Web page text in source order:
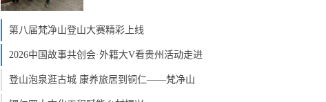
第八届梵净山登山大赛精彩上线
2026中国故事共创会·外籍大V看贵州活动走进
登山泡泉逛古城 康养旅居到铜仁——梵净山